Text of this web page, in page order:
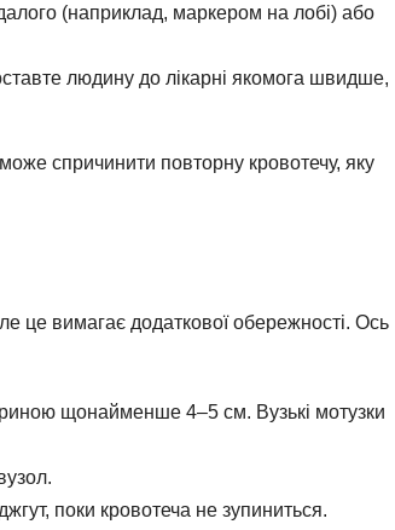
(наприклад, маркером на лобі) або
людину до лікарні якомога швидше,
спричинити повторну кровотечу, яку
це вимагає додаткової обережності. Ось
щонайменше 4–5 см. Вузькі мотузки
поки кровотеча не зупиниться.